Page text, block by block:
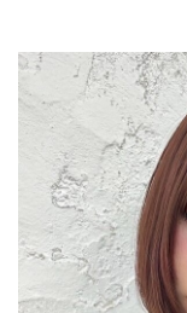
【梅田】KAINO
【淀川区】
【淀屋橋】
【梅田】_13（ア
【心斎橋・南船場
【梅田】alotta梅